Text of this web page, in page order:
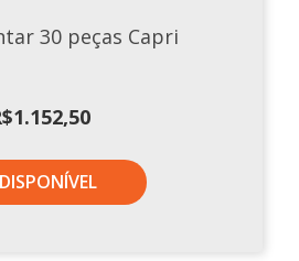
30 peças Capri
1.152,50